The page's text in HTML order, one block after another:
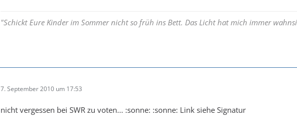
"Schickt Eure Kinder im Sommer nicht so früh ins Bett. Das Licht hat mich immer
7. September 2010 um 17:53
nicht vergessen bei SWR zu voten... :sonne: :sonne: Link siehe Signatur